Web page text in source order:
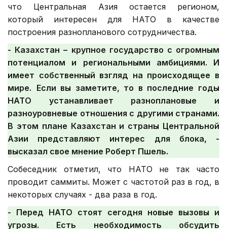
что Центральная Азия остается регионом,
который интересен для НАТО в качестве
построения разнопланового сотрудничества.
- Казахстан – крупное государство с огромным
потенциалом и региональными амбициями. И
имеет собственный взгляд на происходящее в
мире. Если вы заметите, то в последние годы
НАТО устанавливает разноплановые и
разноуровневые отношения с другими странами.
В этом плане Казахстан и страны Центральной
Азии представляют интерес для блока, -
высказал свое мнение Роберт Пшель.
Собеседник отметил, что НАТО не так часто
проводит саммиты. Может с частотой раз в год, в
некоторых случаях - два раза в год.
- Перед НАТО стоят сегодня новые вызовы и
угрозы. Есть необходимость обсудить